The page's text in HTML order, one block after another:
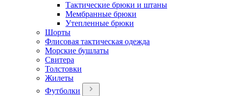
Тактические брюки и штаны
Мембранные брюки
Утепленные брюки
Шорты
Флисовая тактическая одежда
Морские бушлаты
Свитера
Толстовки
Жилеты
Футболки